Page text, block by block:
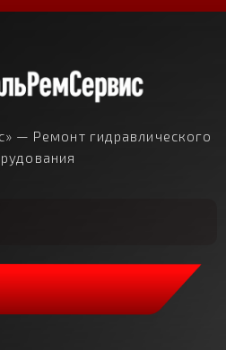
— Ремонт гидравлического